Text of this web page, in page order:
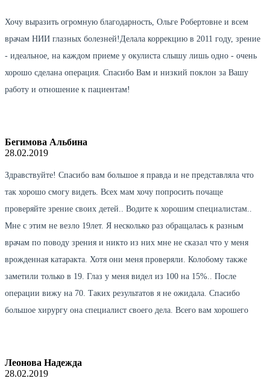
Хочу выразить огромную благодарность, Ольге Робертовне и всем
врачам НИИ глазных болезней!Делала коррекцию в 2011 году, зрение
- идеальное, на каждом приеме у окулиста слышу лишь одно - очень
хорошо сделана операция. Спасибо Вам и низкий поклон за Вашу
работу и отношение к пациентам!
Бегимова Альбина
28.02.2019
Здравствуйте! Спасибо вам большое я правда и не представляла что
так хорошо смогу видеть. Всех мам хочу попросить почаще
проверяйте зрение своих детей.. Водите к хорошим специалистам..
Мне с этим не везло 19лет. Я несколько раз обращалась к разным
врачам по поводу зрения и никто из них мне не сказал что у меня
врожденная катаракта. Хотя они меня проверяли. Колобому также
заметили только в 19. Глаз у меня видел из 100 на 15%.. После
операции вижу на 70. Таких результатов я не ожидала. Спасибо
большое хирургу она специалист своего дела. Всего вам хорошего
Леонова Надежда
28.02.2019